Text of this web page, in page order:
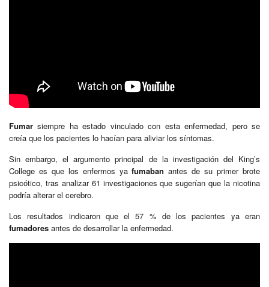
Fumar siempre ha estado vinculado con esta enfermedad, pero se
creía que los pacientes lo hacían para aliviar los síntomas.
Sin embargo, el argumento principal de la investigación del King’s
College es que los enfermos yafumaban antes de su primer brote
psicótico, tras analizar 61 investigaciones que sugerían que la nicotina
podría alterar el cerebro.
Los resultados indicaron que el 57 % de los pacientes ya eran
fumadores antes de desarrollar la enfermedad.